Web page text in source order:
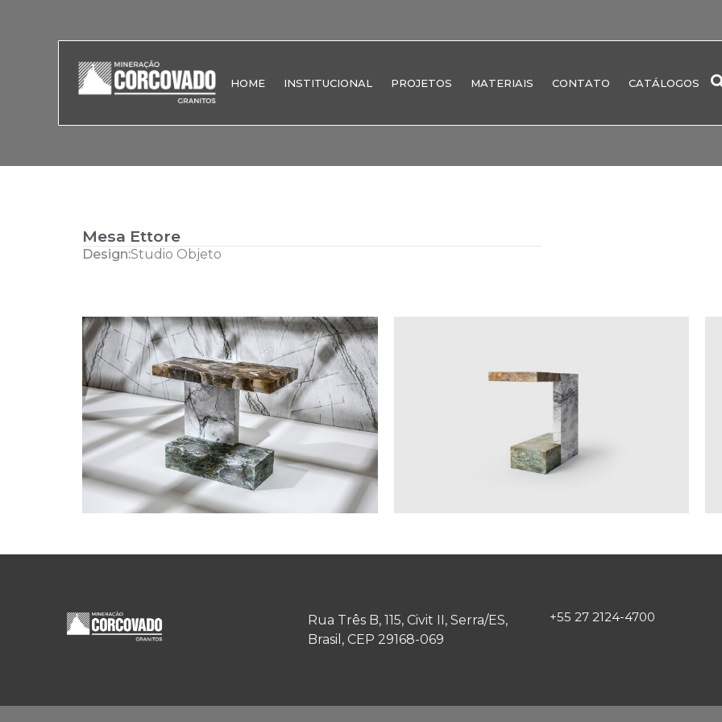
HOME INSTITUCIONAL PROJETOS MATERIAIS CONTATO CATÁLOGOS
Mesa Ettore
Design:Studio Objeto
Rua Três B, 115, Civit II, Serra/ES,
Brasil, CEP 29168-069
+55 27 2124-4700